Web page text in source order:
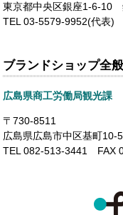
東京都中央区銀座1-6-10
TEL 03-5579-9952(代表)
ブランドショップ全
広島県商工労働局観光課
〒730-8511
広島県広島市中区基町10-
TEL 082-513-3441 FAX